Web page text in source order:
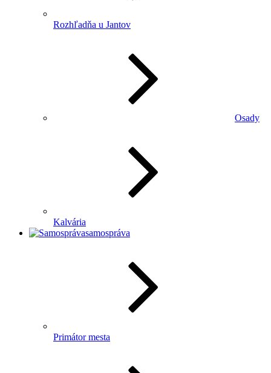
Rozhľadňa u Jantov
Osady
Kalvária
samospráva
Primátor mesta